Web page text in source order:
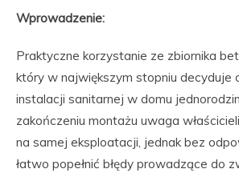
Wprowadzenie:
Praktyczne korzystanie ze zbiornika
który w największym stopniu decyduje
instalacji sanitarnej w domu
zakończeniu montażu uwaga
na samej eksploatacji, jednak bez
łatwo popełnić błędy prowadzące do